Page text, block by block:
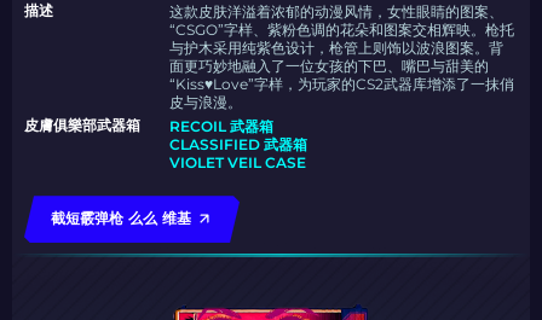
描述
这款皮肤洋溢着浓郁的动漫风情，女性眼睛的图案、
“CSGO”字样、紫粉色调的花朵和图案交相辉映。枪托
与护木采用纯紫色设计，枪管上则饰以波浪图案。背
面更巧妙地融入了一位女孩的下巴、嘴巴与甜美的
“Kiss♥Love”字样，为玩家的CS2武器库增添了一抹俏
皮与浪漫。
皮膚俱樂部武器箱
RECOIL 武器箱
CLASSIFIED 武器箱
VIOLET VEIL CASE
截短霰弹枪 么么 维基